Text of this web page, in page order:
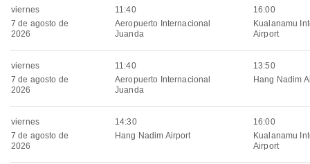
viernes
7 de agosto de
2026
11:40
Aeropuerto Internacional
Juanda
16:00
Kualanamu
Airport
viernes
7 de agosto de
2026
11:40
Aeropuerto Internacional
Juanda
13:50
Hang Nadim
viernes
7 de agosto de
2026
14:30
Hang Nadim Airport
16:00
Kualanamu
Airport